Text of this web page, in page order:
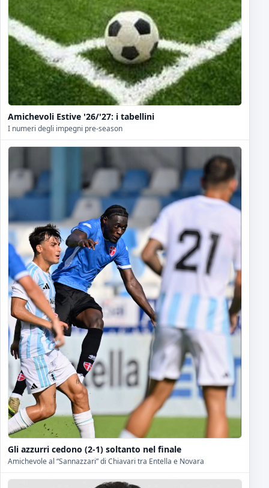
Amichevoli Estive '26/'27: i tabellini
I numeri degli impegni pre-season
Gli azzurri cedono (2-1) soltanto nel finale
Amichevole al “Sannazzari” di Chiavari tra Entella e Novara